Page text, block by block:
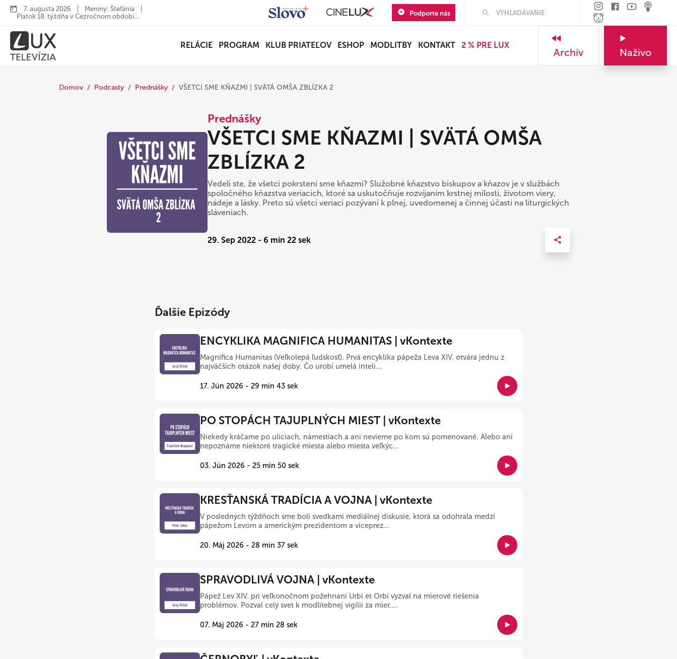
7. augusta 2026
Meniny: Štefánia
Piatok 18. týždňa v Cezročnom období...
Podporte nás
RELÁCIE PROGRAM KLUB PRIATEĽOV ESHOP MODLITBY KONTAKT 2 % PRE LUX
Archív Naživo
Domov Podcasty Prednášky VŠETCI SME KŇAZMI | SVÄTÁ OMŠA ZBLÍZKA 2
Prednášky
VŠETCI SME KŇAZMI | SVÄTÁ OMŠA
ZBLÍZKA 2
Vedeli ste, že všetci pokrstení sme kňazmi? Služobné kňazstvo biskupov a kňazov je v službách
spoločného kňazstva veriacich, ktoré sa uskutočňuje rozvíjaním krstnej milosti, životom viery,
nádeje a lásky. Preto sú všetci veriaci pozývaní k plnej, uvedomenej a činnej účasti na liturgických
sláveniach.
29. Sep 2022 - 6 min 22 sek
Ďalšie Epizódy
ENCYKLIKA MAGNIFICA HUMANITAS | vKontexte
Magnifica Humanitas (Veľkolepá ľudskosť). Prvá encyklika pápeža Leva XIV. otvára jednu z
najväčších otázok našej doby. Čo urobí umelá inteli...
17. Jún 2026 - 29 min 43 sek
PO STOPÁCH TAJUPLNÝCH MIEST | vKontexte
Niekedy kráčame po uliciach, námestiach a ani nevieme po kom sú pomenované. Alebo ani
nepoznáme niektoré tragické miesta alebo miesta veľkýc...
03. Jún 2026 - 25 min 50 sek
KRESŤANSKÁ TRADÍCIA A VOJNA | vKontexte
V posledných týždňoch sme boli svedkami mediálnej diskusie, ktorá sa odohrala medzi
pápežom Levom a americkým prezidentom a viceprez...
20. Máj 2026 - 28 min 37 sek
SPRAVODLIVÁ VOJNA | vKontexte
Pápež Lev XIV. pri veľkonočnom požehnaní Urbi et Orbi vyzval na mierové riešenia
problémov. Pozval celý svet k modlitebnej vigílii za mier....
07. Máj 2026 - 27 min 28 sek